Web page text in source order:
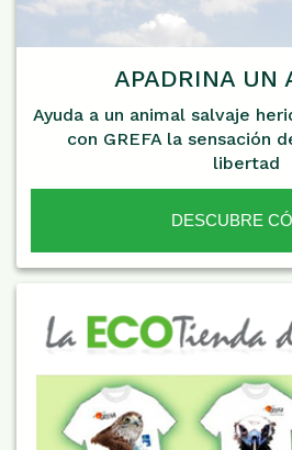
APADRINA UN
Ayuda a un animal salvaje
con GREFA la sensación
libertad
DESCUBRE